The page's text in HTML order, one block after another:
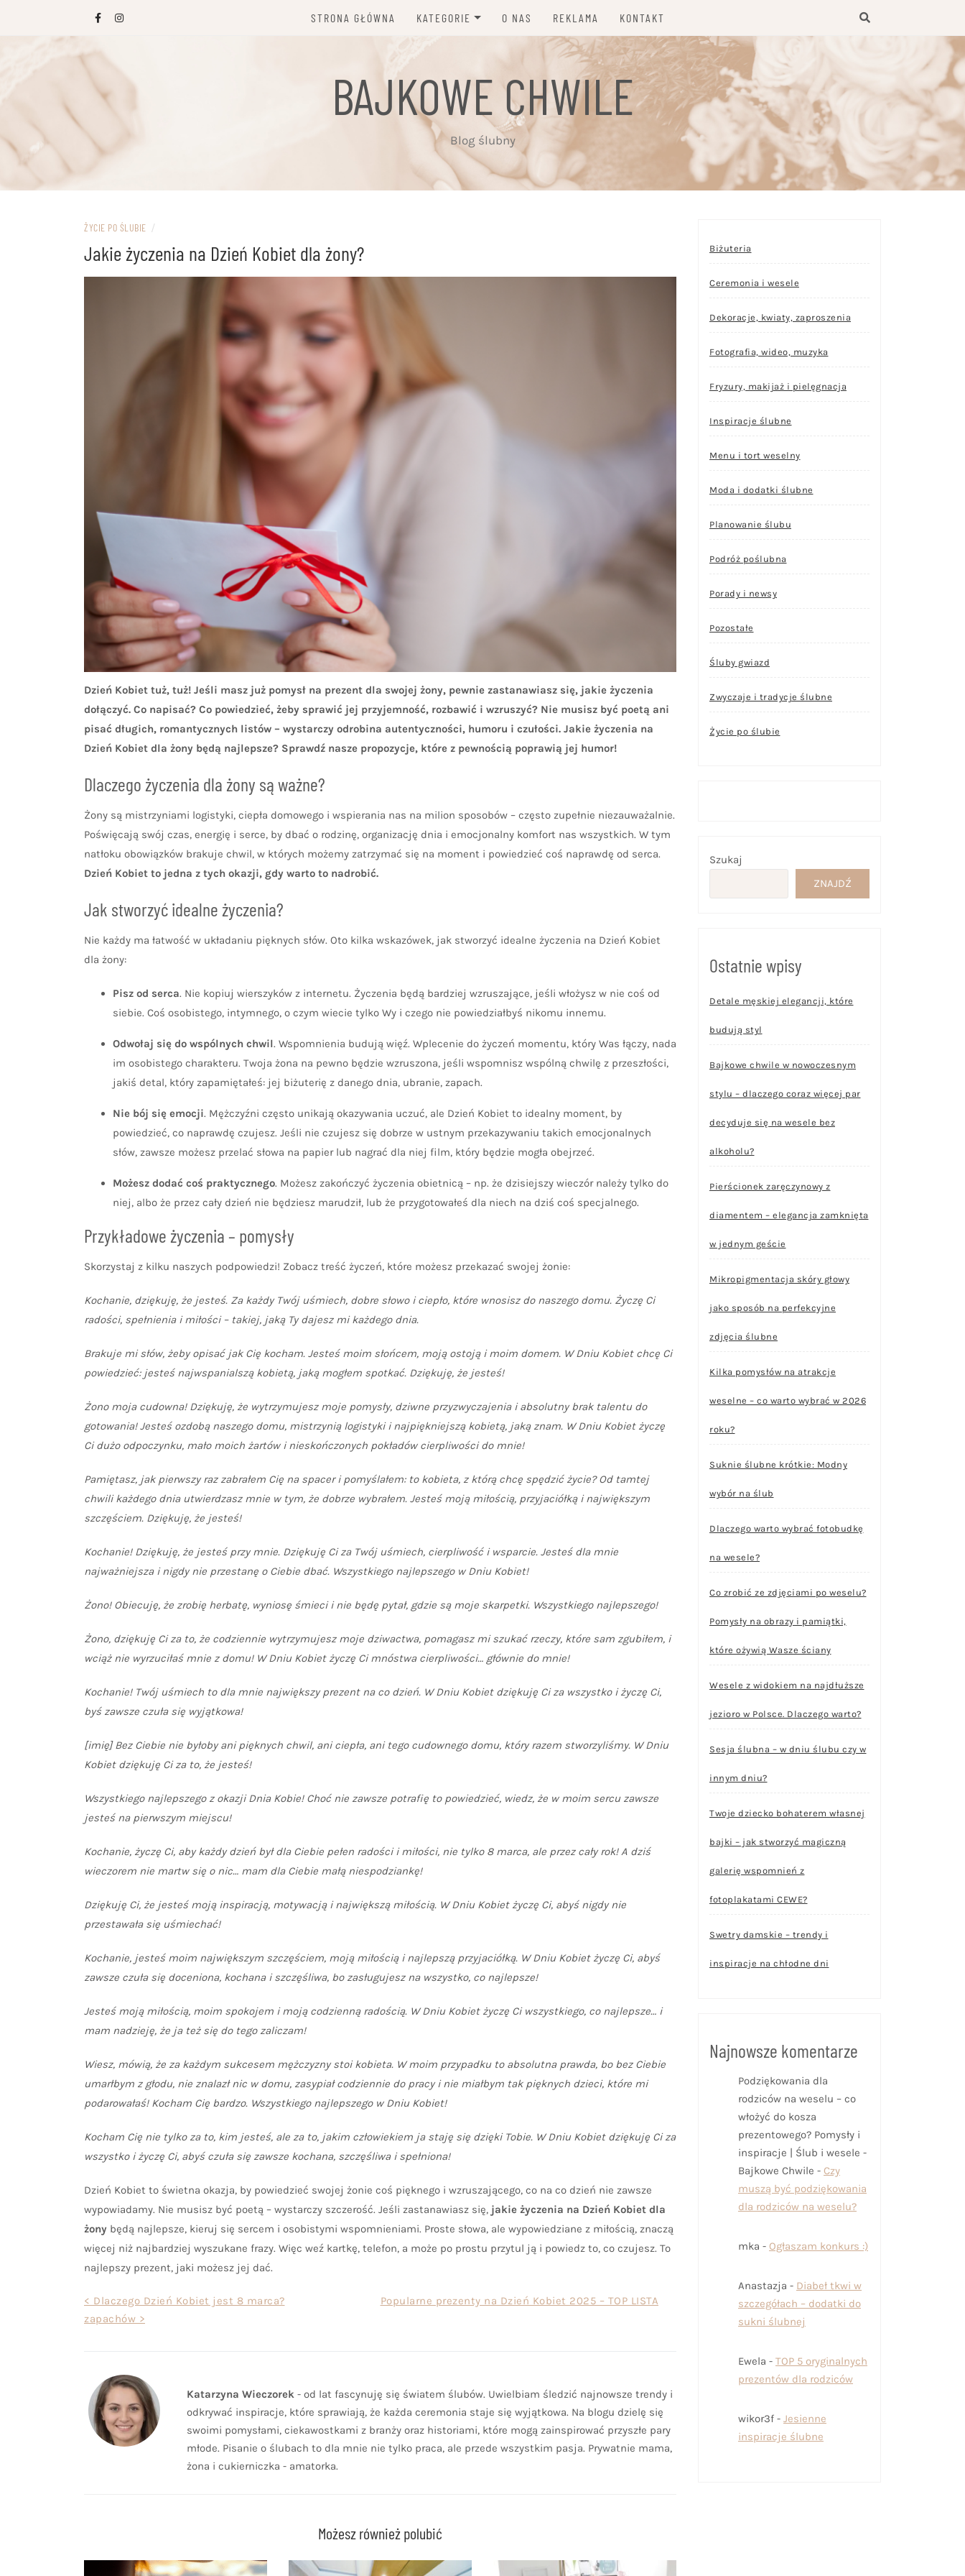
STRONA GŁÓWNA KATEGORIE
DEKORACJE, KWIATY,
ZAPROSZENIA
PORADY I NEWSY
INSPIRACJE ŚLUBNE
CEREMONIA I WESELE
O NAS REKLAMA KONTAKT
BAJKOWE CHWILE
Blog ślubny
ŻYCIE PO ŚLUBIE /
Jakie życzenia na Dzień Kobiet dla żony?
Dzień Kobiet tuż, tuż! Jeśli masz już pomysł na prezent dla swojej żony, pewnie zastanawiasz się, jakie życzenia
dołączyć. Co napisać? Co powiedzieć, żeby sprawić jej przyjemność, rozbawić i wzruszyć? Nie musisz być poetą ani
pisać długich, romantycznych listów – wystarczy odrobina autentyczności, humoru i czułości. Jakie życzenia na
Dzień Kobiet dla żony będą najlepsze? Sprawdź nasze propozycje, które z pewnością poprawią jej humor!
Dlaczego życzenia dla żony są ważne?
Żony są mistrzyniami logistyki, ciepła domowego i wspierania nas na milion sposobów – często zupełnie niezauważalnie.
Poświęcają swój czas, energię i serce, by dbać o rodzinę, organizację dnia i emocjonalny komfort nas wszystkich. W tym
natłoku obowiązków brakuje chwil, w których możemy zatrzymać się na moment i powiedzieć coś naprawdę od serca.
Dzień Kobiet to jedna z tych okazji, gdy warto to nadrobić.
Jak stworzyć idealne życzenia?
Nie każdy ma łatwość w układaniu pięknych słów. Oto kilka wskazówek, jak stworzyć idealne życzenia na Dzień Kobiet
dla żony:
Pisz od serca. Nie kopiuj wierszyków z internetu. Życzenia będą bardziej wzruszające, jeśli włożysz w nie coś od
siebie. Coś osobistego, intymnego, o czym wiecie tylko Wy i czego nie powiedziałbyś nikomu innemu.
Odwołaj się do wspólnych chwil. Wspomnienia budują więź. Wplecenie do życzeń momentu, który Was łączy, nada
im osobistego charakteru. Twoja żona na pewno będzie wzruszona, jeśli wspomnisz wspólną chwilę z przeszłości,
jakiś detal, który zapamiętałeś: jej biżuterię z danego dnia, ubranie, zapach.
Nie bój się emocji. Mężczyźni często unikają okazywania uczuć, ale Dzień Kobiet to idealny moment, by
powiedzieć, co naprawdę czujesz. Jeśli nie czujesz się dobrze w ustnym przekazywaniu takich emocjonalnych
słów, zawsze możesz przelać słowa na papier lub nagrać dla niej film, który będzie mogła obejrzeć.
Możesz dodać coś praktycznego. Możesz zakończyć życzenia obietnicą – np. że dzisiejszy wieczór należy tylko do
niej, albo że przez cały dzień nie będziesz marudził, lub że przygotowałeś dla niech na dziś coś specjalnego.
Przykładowe życzenia – pomysły
Skorzystaj z kilku naszych podpowiedzi! Zobacz treść życzeń, które możesz przekazać swojej żonie:
Kochanie, dziękuję, że jesteś. Za każdy Twój uśmiech, dobre słowo i ciepło, które wnosisz do naszego domu. Życzę Ci
radości, spełnienia i miłości – takiej, jaką Ty dajesz mi każdego dnia.
Brakuje mi słów, żeby opisać jak Cię kocham. Jesteś moim słońcem, moją ostoją i moim domem. W Dniu Kobiet chcę Ci
powiedzieć: jesteś najwspanialszą kobietą, jaką mogłem spotkać. Dziękuję, że jesteś!
Żono moja cudowna! Dziękuję, że wytrzymujesz moje pomysły, dziwne przyzwyczajenia i absolutny brak talentu do
gotowania! Jesteś ozdobą naszego domu, mistrzynią logistyki i najpiękniejszą kobietą, jaką znam. W Dniu Kobiet życzę
Ci dużo odpoczynku, mało moich żartów i nieskończonych pokładów cierpliwości do mnie!
Pamiętasz, jak pierwszy raz zabrałem Cię na spacer i pomyślałem: to kobieta, z którą chcę spędzić życie? Od tamtej
chwili każdego dnia utwierdzasz mnie w tym, że dobrze wybrałem. Jesteś moją miłością, przyjaciółką i największym
szczęściem. Dziękuję, że jesteś!
Kochanie! Dziękuję, że jesteś przy mnie. Dziękuję Ci za Twój uśmiech, cierpliwość i wsparcie. Jesteś dla mnie
najważniejsza i nigdy nie przestanę o Ciebie dbać. Wszystkiego najlepszego w Dniu Kobiet!
Żono! Obiecuję, że zrobię herbatę, wyniosę śmieci i nie będę pytał, gdzie są moje skarpetki. Wszystkiego najlepszego!
Żono, dziękuję Ci za to, że codziennie wytrzymujesz moje dziwactwa, pomagasz mi szukać rzeczy, które sam zgubiłem, i
wciąż nie wyrzuciłaś mnie z domu! W Dniu Kobiet życzę Ci mnóstwa cierpliwości… głównie do mnie!
Kochanie! Twój uśmiech to dla mnie największy prezent na co dzień. W Dniu Kobiet dziękuję Ci za wszystko i życzę Ci,
byś zawsze czuła się wyjątkowa!
[imię] Bez Ciebie nie byłoby ani pięknych chwil, ani ciepła, ani tego cudownego domu, który razem stworzyliśmy. W Dniu
Kobiet dziękuję Ci za to, że jesteś!
Wszystkiego najlepszego z okazji Dnia Kobie! Choć nie zawsze potrafię to powiedzieć, wiedz, że w moim sercu zawsze
jesteś na pierwszym miejscu!
Kochanie, życzę Ci, aby każdy dzień był dla Ciebie pełen radości i miłości, nie tylko 8 marca, ale przez cały rok! A dziś
wieczorem nie martw się o nic… mam dla Ciebie małą niespodziankę!
Dziękuję Ci, że jesteś moją inspiracją, motywacją i największą miłością. W Dniu Kobiet życzę Ci, abyś nigdy nie
przestawała się uśmiechać!
Kochanie, jesteś moim największym szczęściem, moją miłością i najlepszą przyjaciółką. W Dniu Kobiet życzę Ci, abyś
zawsze czuła się doceniona, kochana i szczęśliwa, bo zasługujesz na wszystko, co najlepsze!
Jesteś moją miłością, moim spokojem i moją codzienną radością. W Dniu Kobiet życzę Ci wszystkiego, co najlepsze… i
mam nadzieję, że ja też się do tego zaliczam!
Wiesz, mówią, że za każdym sukcesem mężczyzny stoi kobieta. W moim przypadku to absolutna prawda, bo bez Ciebie
umarłbym z głodu, nie znalazł nic w domu, zasypiał codziennie do pracy i nie miałbym tak pięknych dzieci, które mi
podarowałaś! Kocham Cię bardzo. Wszystkiego najlepszego w Dniu Kobiet!
Kocham Cię nie tylko za to, kim jesteś, ale za to, jakim człowiekiem ja staję się dzięki Tobie. W Dniu Kobiet dziękuję Ci za
wszystko i życzę Ci, abyś czuła się zawsze kochana, szczęśliwa i spełniona!
Dzień Kobiet to świetna okazja, by powiedzieć swojej żonie coś pięknego i wzruszającego, co na co dzień nie zawsze
wypowiadamy. Nie musisz być poetą – wystarczy szczerość. Jeśli zastanawiasz się, jakie życzenia na Dzień Kobiet dla
żony będą najlepsze, kieruj się sercem i osobistymi wspomnieniami. Proste słowa, ale wypowiedziane z miłością, znaczą
więcej niż najbardziej wyszukane frazy. Więc weź kartkę, telefon, a może po prostu przytul ją i powiedz to, co czujesz. To
najlepszy prezent, jaki możesz jej dać.
Nawigacja
wpisu
< Dlaczego Dzień Kobiet jest 8 marca?
Popularne prezenty na Dzień Kobiet 2025 – TOP LISTA
zapachów >
Katarzyna Wieczorek- od lat fascynuję się światem ślubów. Uwielbiam śledzić najnowsze trendy i
odkrywać inspiracje, które sprawiają, że każda ceremonia staje się wyjątkowa. Na blogu dzielę się
swoimi pomysłami, ciekawostkami z branży oraz historiami, które mogą zainspirować przyszłe pary
młode. Pisanie o ślubach to dla mnie nie tylko praca, ale przede wszystkim pasja. Prywatnie mama,
żona i cukierniczka - amatorka.
Możesz również polubić
Biżuteria
Ceremonia i wesele
Dekoracje, kwiaty, zaproszenia
Fotografia, wideo, muzyka
Fryzury, makijaż i pielęgnacja
Inspiracje ślubne
Menu i tort weselny
Moda i dodatki ślubne
Planowanie ślubu
Podróż poślubna
Porady i newsy
Pozostałe
Śluby gwiazd
Zwyczaje i tradycje ślubne
Życie po ślubie
Szukaj
ZNAJDŹ
Ostatnie wpisy
Detale męskiej elegancji, które
budują styl
Bajkowe chwile w nowoczesnym
stylu – dlaczego coraz więcej par
decyduje się na wesele bez
alkoholu?
Pierścionek zaręczynowy z
diamentem – elegancja zamknięta
w jednym geście
Mikropigmentacja skóry głowy
jako sposób na perfekcyjne
zdjęcia ślubne
Kilka pomysłów na atrakcje
weselne – co warto wybrać w 2026
roku?
Suknie ślubne krótkie: Modny
wybór na ślub
Dlaczego warto wybrać fotobudkę
na wesele?
Co zrobić ze zdjęciami po weselu?
Pomysły na obrazy i pamiątki,
które ożywią Wasze ściany
Wesele z widokiem na najdłuższe
jezioro w Polsce. Dlaczego warto?
Sesja ślubna – w dniu ślubu czy w
innym dniu?
Twoje dziecko bohaterem własnej
bajki – jak stworzyć magiczną
galerię wspomnień z
fotoplakatami CEWE?
Swetry damskie – trendy i
inspiracje na chłodne dni
Najnowsze komentarze
Podziękowania dla
rodziców na weselu – co
włożyć do kosza
prezentowego? Pomysły i
inspiracje | Ślub i wesele -
Bajkowe Chwile - Czy
muszą być podziękowania
dla rodziców na weselu?
mka - Ogłaszam konkurs :)
Anastazja - Diabeł tkwi w
szczegółach – dodatki do
sukni ślubnej
Ewela - TOP 5 oryginalnych
prezentów dla rodziców
wikor3f - Jesienne
inspiracje ślubne